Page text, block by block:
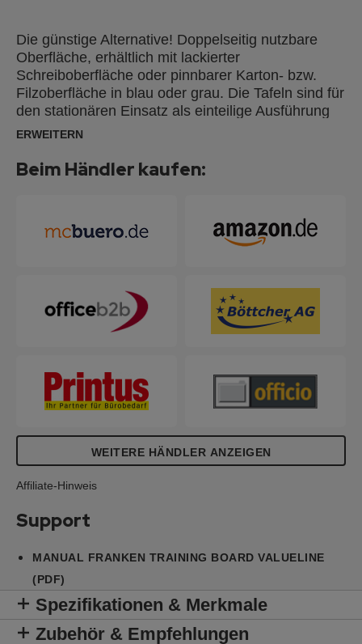
Die günstige Alternative! Doppelseitig nutzbare
Oberfläche, erhältlich mit lackierter
Schreiboberfläche oder pinnbarer Karton- bzw.
Filzoberfläche in blau oder grau. Die Tafeln sind für
den stationären Einsatz als einteilige Ausführung
und für mobile Präsentationen als klappbare
standfest. Standbeine mit geraden Füßen (Tiefe:
ERWEITERN
Beim Händler kaufen:
WEITERE HÄNDLER ANZEIGEN
Affiliate-Hinweis
Support
MANUAL FRANKEN TRAINING BOARD VALUELINE
(PDF)
Spezifikationen & Merkmale
Zubehör & Empfehlungen